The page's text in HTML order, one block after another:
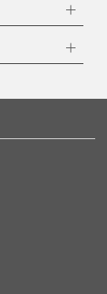
た場合はキャン
注文お願いしま
います。あらか